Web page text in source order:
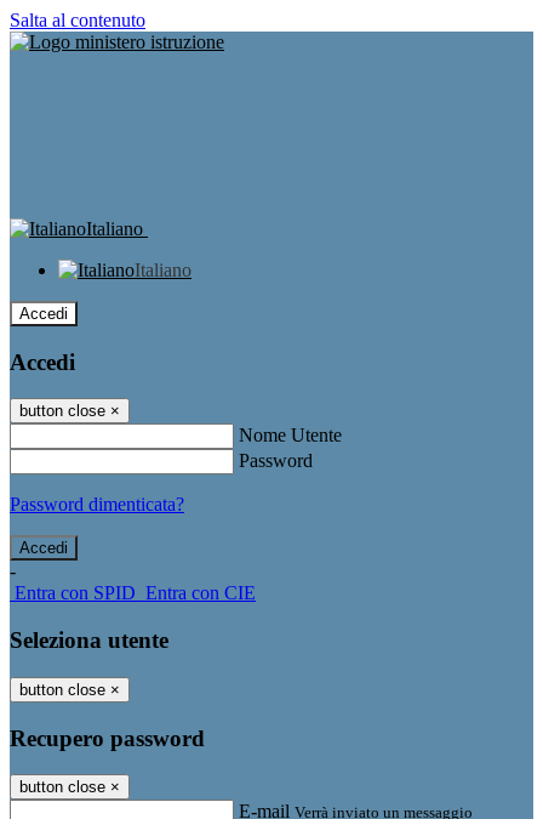
Salta al contenuto
Italiano
Italiano
Accedi
Accedi
button close ×
Nome Utente
Password
Password dimenticata?
-
Entra con SPID Entra con CIE
Seleziona utente
button close ×
Recupero password
button close ×
E-mail Verrà inviato un messaggio